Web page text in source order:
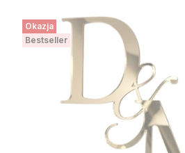
Okazja
Bestseller